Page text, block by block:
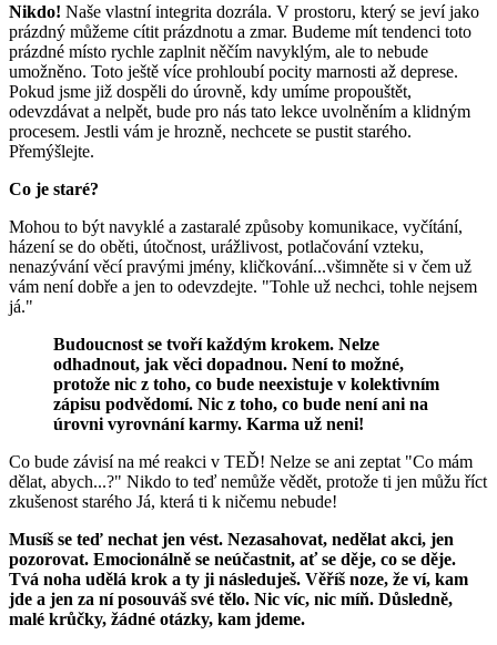
Nikdo! Naše vlastní integrita dozrála. V prostoru, který se jeví jako
prázdný můžeme cítit prázdnotu a zmar. Budeme mít tendenci toto
prázdné místo rychle zaplnit něčím navyklým, ale to nebude
umožněno. Toto ještě více prohloubí pocity marnosti až deprese.
Pokud jsme již dospěli do úrovně, kdy umíme propouštět,
odevzdávat a nelpět, bude pro nás tato lekce uvolněním a klidným
procesem. Jestli vám je hrozně, nechcete se pustit starého.
Přemýšlejte.
Co je staré?
Mohou to být navyklé a zastaralé způsoby komunikace, vyčítání,
házení se do oběti, útočnost, urážlivost, potlačování vzteku,
nenazývání věcí pravými jmény, kličkování...všimněte si v čem už
vám není dobře a jen to odevzdejte. "Tohle už nechci, tohle nejsem
já."
Budoucnost se tvoří každým krokem. Nelze
odhadnout, jak věci dopadnou. Není to možné,
protože nic z toho, co bude neexistuje v kolektivním
zápisu podvědomí. Nic z toho, co bude není ani na
úrovni vyrovnání karmy. Karma už neni!
Co bude závisí na mé reakci v TEĎ! Nelze se ani zeptat "Co mám
dělat, abych...?" Nikdo to teď nemůže vědět, protože ti jen můžu říct
zkušenost starého Já, která ti k ničemu nebude!
Musíš se teď nechat jen vést. Nezasahovat, nedělat akci, jen
pozorovat. Emocionálně se neúčastnit, ať se děje, co se děje.
Tvá noha udělá krok a ty ji následuješ. Věříš noze, že ví, kam
jde a jen za ní posouváš své tělo. Nic víc, nic míň. Důsledně,
malé krůčky, žádné otázky, kam jdeme.